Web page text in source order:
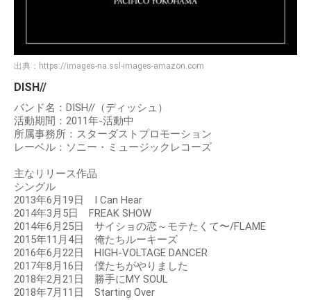
出典： https://images-na.ssl-images-amazon.com
DISH//
バンド名：DISH//（ディッシュ）
活動期間：2011年-活動中
所属事務所：スターダストプロモーション
レーベル：ソニー・ミュージックレコーズ
主なリリース作品
シングル
2013年6月19日 I Can Hear
2014年3月5日 FREAK SHOW
2014年6月25日 サイショの恋～モテたくて〜/FLAME
2015年11月4日 俺たちルーキーズ
2016年6月22日 HIGH-VOLTAGE DANCER
2017年8月16日 僕たちがやりました
2018年2月21日 勝手にMY SOUL
2018年7月11日 Starting Over